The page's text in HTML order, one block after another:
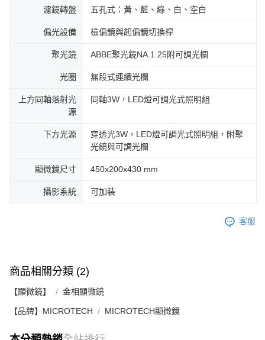
濾鏡轉盤 五孔式：黃、藍、綠、白、空白
偏光設備 檢偏鏡與起偏鏡切換桿
聚光鏡 ABBE聚光鏡NA.1.25附可調光欄
光圈 無段式連續光欄
上方同軸落射光
源
同軸3W，LED燈可調光式照明組
下方光源
穿透光3W，LED燈可調光式照明組，附聚
光鏡與可調光欄
顯微鏡尺寸 450x200x430 mm
攝影系統 可加裝
客服
商品相關分類 (2)
【顯微鏡】 金相顯微鏡
【品牌】MICROTECH MICROTECH顯微鏡